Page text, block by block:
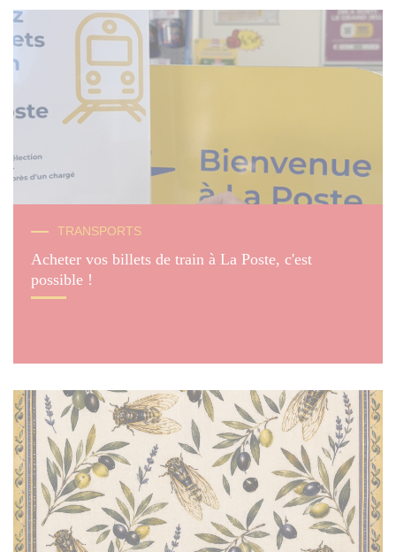
TRANSPORTS
Acheter vos billets de train à La Poste, c'est
possible !